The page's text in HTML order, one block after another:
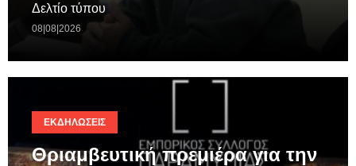
Δελτίο τύπου
08|08|2026
ΕΚΔΗΛΏΣΕΙΣ
Θριαμβευτική πρεμιέρα για την